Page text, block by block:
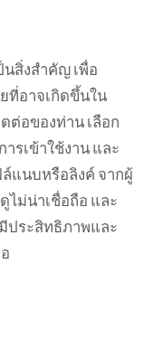
สิ่งสำคัญ เพื่อ
ที่อาจเกิดขึ้นใน
ต่อของท่าน เลือก
รเข้าใช้งาน และ
แนบหรือลิงค์ จากผู้
ไม่น่าเชื่อถือ และ
ประสิทธิภาพและ